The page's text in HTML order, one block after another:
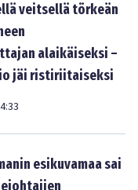
veitsellä törkeän
alaikäiseksi –
jäi ristiriitaiseksi
esikuvamaa sai